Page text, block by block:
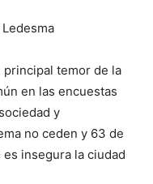
principal temor de la
en las encuestas
y
no ceden y 63 de
insegura la ciudad